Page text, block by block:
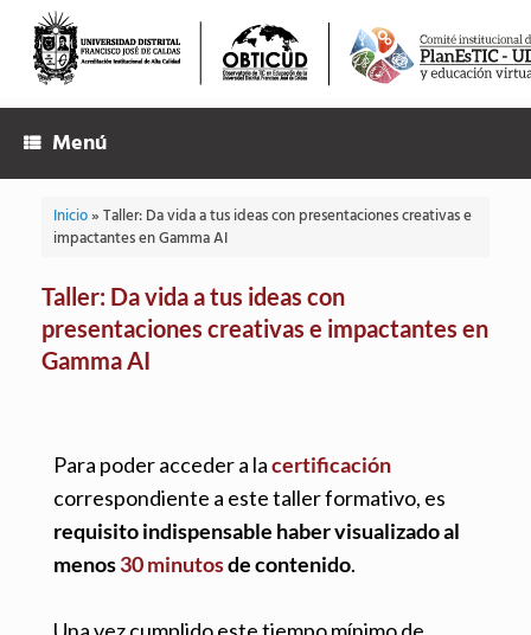
Menú
Inicio»Taller: Da vida a tus ideas con presentaciones creativas e
impactantes en Gamma AI
Taller: Da vida a tus ideas con
presentaciones creativas e impactantes en
Gamma AI
Para poder acceder a lacertificación
correspondiente a este taller formativo, es
requisito indispensable haber visualizado al
menos30 minutosde contenido.